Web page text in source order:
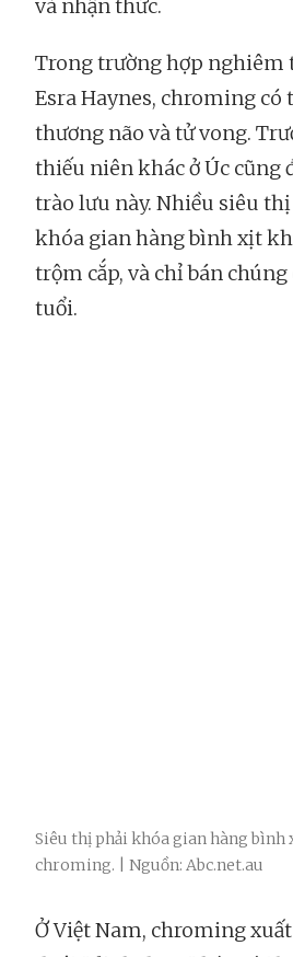
và nhận thức.
Trong trường hợp nghiêm
Esra Haynes, chroming có
thương não và tử vong.
thiếu niên khác ở Úc cũng
trào lưu này. Nhiều siêu
khóa gian hàng bình xịt
trộm cắp, và chỉ bán
tuổi.
Siêu thị phải khóa gian hàng bình
chroming. | Nguồn: Abc.net.au
Ở Việt Nam, chroming